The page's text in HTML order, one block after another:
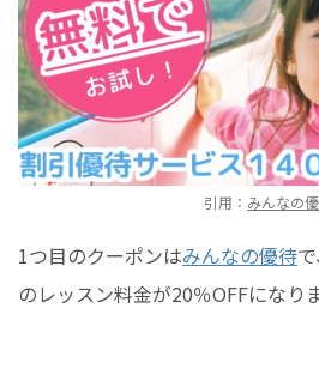
引用： みんなの
1つ目のクーポンはみんなの優待
のレッスン料金が20％OFFになりま